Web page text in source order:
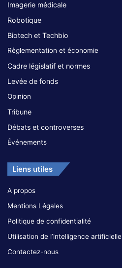
Imagerie médicale
Robotique
Biotech et Techbio
Règlementation et économie
Cadre législatif et normes
Levée de fonds
Opinion
Tribune
Débats et controverses
Événements
Liens utiles
A propos
Mentions Légales
Politique de confidentialité
Utilisation de l’intelligence artificielle
Contactez-nous